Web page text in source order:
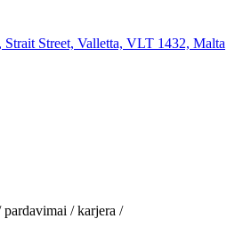
Street, Valletta, VLT 1432, Malta
/ karjera /